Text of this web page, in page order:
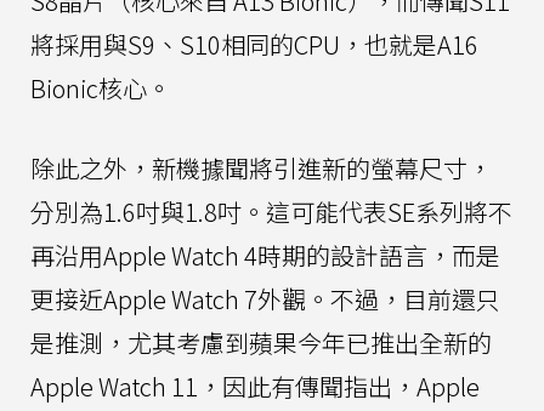
將採用與S9、S10相同的CPU，也就是A16
Bionic核心。
除此之外，新機據聞將引進新的螢幕尺寸，
分別為1.6吋與1.8吋。這可能代表SE系列將不
再沿用Apple Watch 4時期的設計語言，而是
更接近Apple Watch 7外觀。不過，目前還只
是推測，尤其考慮到蘋果今年已推出全新的
Apple Watch 11，因此有傳聞指出，Apple